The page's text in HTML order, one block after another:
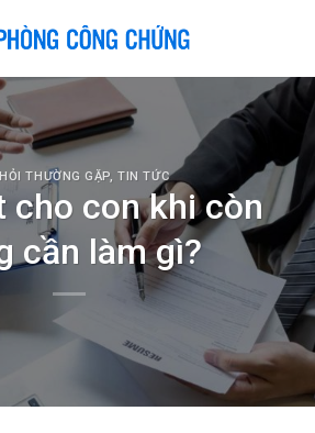
THƯỜNG GẶP,TIN TỨC
cho con khi còn
cần làm gì?